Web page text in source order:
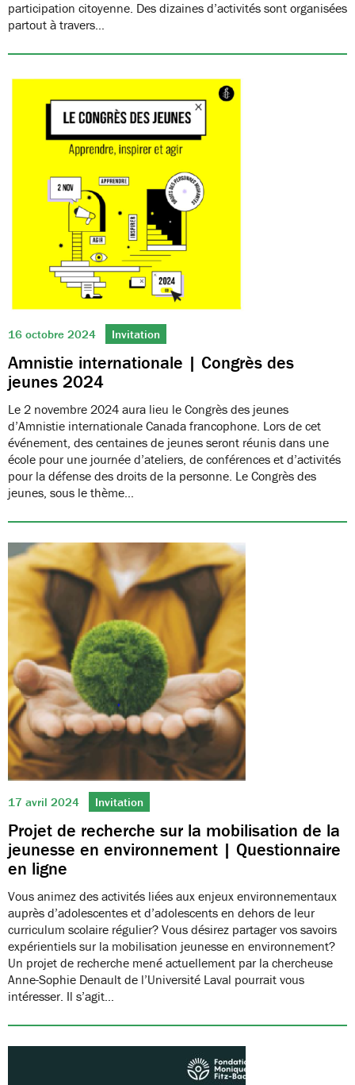
participation citoyenne. Des dizaines d’activités sont organisées
partout à travers…
16 octobre 2024 Invitation
Amnistie internationale | Congrès des
jeunes 2024
Le 2 novembre 2024 aura lieu le Congrès des jeunes
d’Amnistie internationale Canada francophone. Lors de cet
événement, des centaines de jeunes seront réunis dans une
école pour une journée d’ateliers, de conférences et d’activités
pour la défense des droits de la personne. Le Congrès des
jeunes, sous le thème…
17 avril 2024 Invitation
Projet de recherche sur la mobilisation de la
jeunesse en environnement | Questionnaire
en ligne
Vous animez des activités liées aux enjeux environnementaux
auprès d’adolescentes et d’adolescents en dehors de leur
curriculum scolaire régulier? Vous désirez partager vos savoirs
expérientiels sur la mobilisation jeunesse en environnement?
Un projet de recherche mené actuellement par la chercheuse
Anne-Sophie Denault de l’Université Laval pourrait vous
intéresser. Il s’agit…